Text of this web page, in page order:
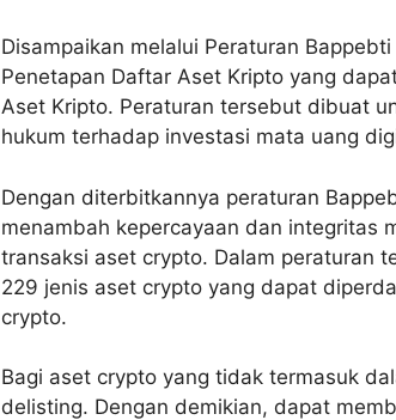
Disampaikan melalui Peraturan
Penetapan Daftar Aset Kripto yang
Aset Kripto. Peraturan tersebut dibuat
hukum terhadap investasi mata uang
Dengan diterbitkannya peraturan
menambah kepercayaan dan integritas
transaksi aset crypto. Dalam peraturan
229 jenis aset crypto yang dapat
crypto.
Bagi aset crypto yang tidak termasuk
delisting. Dengan demikian, dapat